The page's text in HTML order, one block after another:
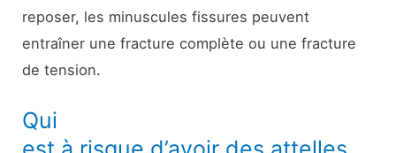
reposer, les minuscules fissures peuvent
entraîner une fracture complète ou une fracture
de tension.
Qui